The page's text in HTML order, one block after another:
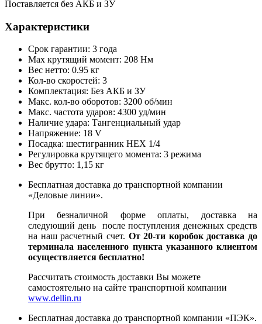
Поставляется без АКБ и ЗУ
Характеристики
Срок гарантии: 3 года
Max крутящий момент: 208 Нм
Вес нетто: 0.95 кг
Кол-во скоростей: 3
Комплектация: Без АКБ и ЗУ
Макс. кол-во оборотов: 3200 об/мин
Макс. частота ударов: 4300 уд/мин
Наличие удара: Тангенциальный удар
Напряжение: 18 V
Посадка: шестигранник HEX 1/4
Регулировка крутящего момента: 3 режима
Вес брутто: 1,15 кг
Бесплатная доставка до транспортной компании
«Деловые линии».
При безналичной форме оплаты, доставка на
следующий день после поступления денежных средств
на наш расчетный счет. От 20-ти коробок доставка до
терминала населенного пункта указанного клиентом
осуществляется бесплатно!
Рассчитать стоимость доставки Вы можете
самостоятельно на сайте транспортной компании
www.dellin.ru
Бесплатная доставка до транспортной компании «ПЭК».